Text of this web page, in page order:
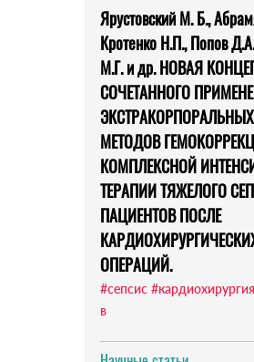
Ярустовский М. Б.,
Кротенко Н.П., Попов
М.Г. и др. НОВАЯ
СОЧЕТАННОГО
ЭКСТРАКОРПОРАЛЬНЫХ
МЕТОДОВ
КОМПЛЕКСНОЙ
ТЕРАПИИ ТЯЖЕЛОГО
ПАЦИЕНТОВ ПОСЛЕ
ОПЕРАЦИЙ.
#сепсис #кардиохирургия
в